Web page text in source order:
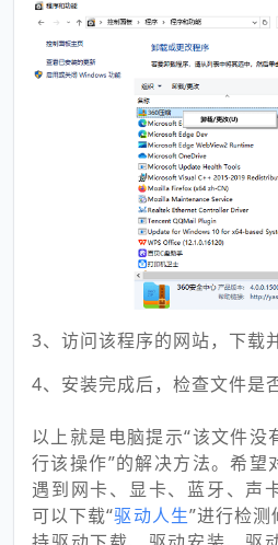
3、访问该程序的网站，下载
4、安装完成后，检查文件是
以上就是电脑提示“该文件没
行该操作”的解决方法。希望
遇到网卡、显卡、蓝牙、声
可以下载“驱动人生”进行检